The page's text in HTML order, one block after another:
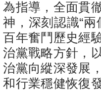
為指導，全面貫
神，深刻認識“
百年奮鬥歷史經
治黨戰略方針，
治黨向縱深發展
和行業穩健恢復